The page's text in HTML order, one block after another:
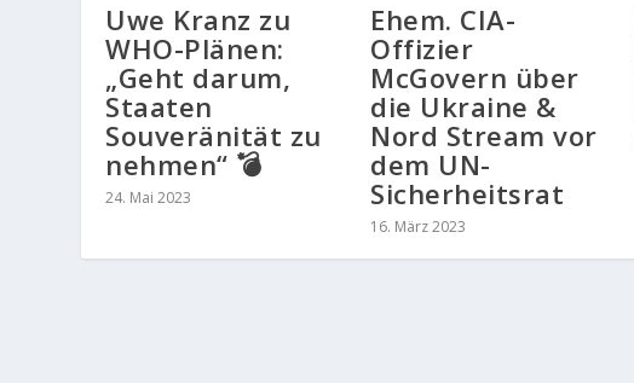
Uwe Kranz zu
WHO-Plänen:
„Geht darum,
Staaten
Souveränität zu
nehmen“ 💣
24. Mai 2023
Ehem. CIA-
Offizier
McGovern über
die Ukraine &
Nord Stream vor
dem UN-
Sicherheitsrat
16. März 2023